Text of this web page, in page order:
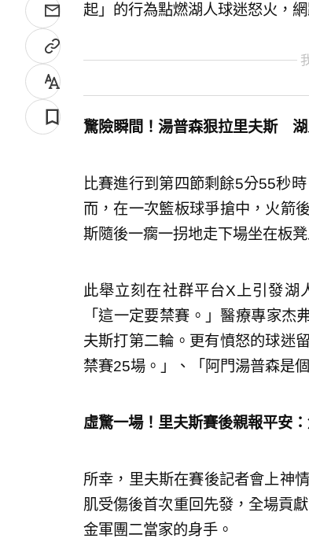
起」的行為點燃湖人球迷怒火，
驚險瞬間！湯普森狠拉里夫斯 湖
比賽進行到第四節剩餘5分55秒
而，在一次籃板球爭搶中，火箭
斯隨後一瘸一拐地走下場坐在板
此舉立刻在社群平台X上引發湖
「這一定要禁賽。」醫療專家
夫斯打第二輪。更有憤怒的球迷
禁賽25場。」、「阿門湯普森是
虛驚一場！里夫斯賽後親報平安
所幸，里夫斯在賽後記者會上神
肌受傷後首次重回先發，全場貢
金軍團二當家的身手。